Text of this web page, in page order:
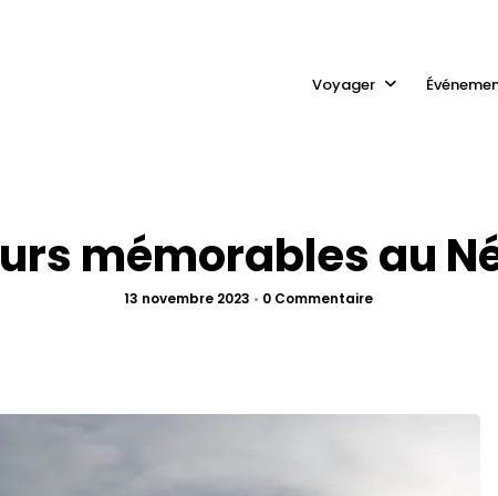
Voyager
mémorables au
13 novembre 2023 • 0 Commentaire